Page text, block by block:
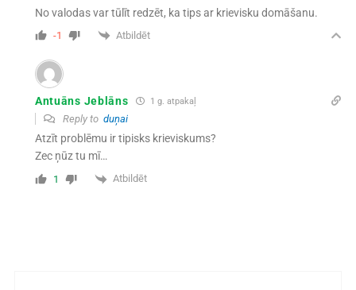
No valodas var tūlīt redzēt, ka tips ar krievisku domāšanu.
-1 Atbildēt
Antuāns Jeblāns 1 g. atpakaļ
Reply to duņai
Atzīt problēmu ir tipisks krieviskums?
Zec ņūz tu mī…
1 Atbildēt